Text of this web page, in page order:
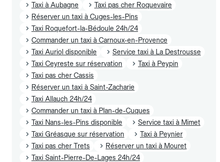
Taxi à Aubagne
Taxi pas cher Roquevaire
Réserver un taxi à Cuges-les-Pins
Taxi Roquefort-la-Bédoule 24h/24
Commander un taxi à Carnoux-en-Provence
Taxi Auriol disponible
Service taxi à La Destrousse
Taxi Ceyreste sur réservation
Taxi à Peypin
Taxi pas cher Cassis
Réserver un taxi à Saint-Zacharie
Taxi Allauch 24h/24
Commander un taxi à Plan-de-Cuques
Taxi Nans-les-Pins disponible
Service taxi à Mimet
Taxi Gréasque sur réservation
Taxi à Peynier
Taxi pas cher Trets
Réserver un taxi à Mouret
Taxi Saint-Pierre-De-Lages 24h/24